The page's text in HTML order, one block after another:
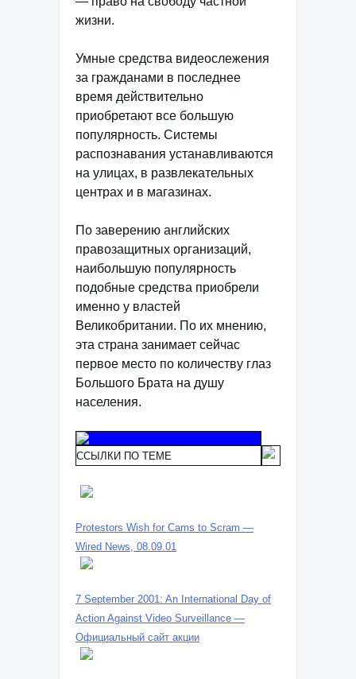
жизни.
Умные средства видеослежения
за гражданами в последнее
время действительно
приобретают все большую
популярность. Системы
распознавания устанавливаются
на улицах, в развлекательных
центрах и в магазинах.
По заверению английских
правозащитных организаций,
наибольшую популярность
подобные средства приобрели
именно у властей
Великобритании. По их мнению,
эта страна занимает сейчас
первое место по количеству глаз
Большого Брата на душу
населения.
ССЫЛКИ ПО ТЕМЕ
Protestors Wish for Cams to Scram —
Wired News, 08.09.01
7 September 2001: An International Day of
Action Against Video Surveillance —
Официальный сайт акции